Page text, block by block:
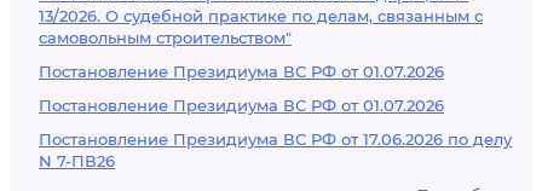
13/2026. О судебной практике по делам, связанным с
самовольным строительством"
Постановление Президиума ВС РФ от 01.07.2026
Постановление Президиума ВС РФ от 01.07.2026
Постановление Президиума ВС РФ от 17.06.2026 по делу
N 7-ПВ26